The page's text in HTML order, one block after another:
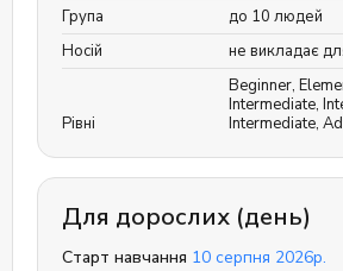
Група
до 10 людей
Носій
не викладає
Рівні
Beginner,
Intermediate,
Intermediate,
Для дорослих (день)
Старт навчання 10 серпня 2026р.